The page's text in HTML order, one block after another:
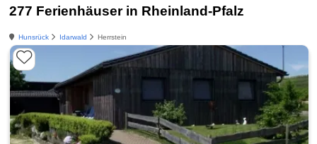
277 Ferienhäuser in Rheinland-Pfalz
Hunsrück Idarwald Herrstein